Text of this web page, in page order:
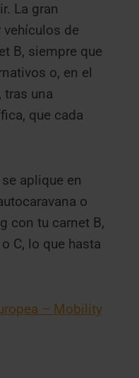
La gran
de
B, siempre que
o, en el
tras una
que cada
aplique en
o
con tu carnet B,
C, lo que hasta
– Mobility